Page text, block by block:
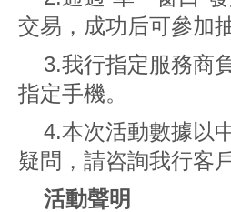
交易，成功后可參加
3.我行指定服務商
指定手機。
4.本次活動數據以
疑問，請咨詢我行客
活動聲明